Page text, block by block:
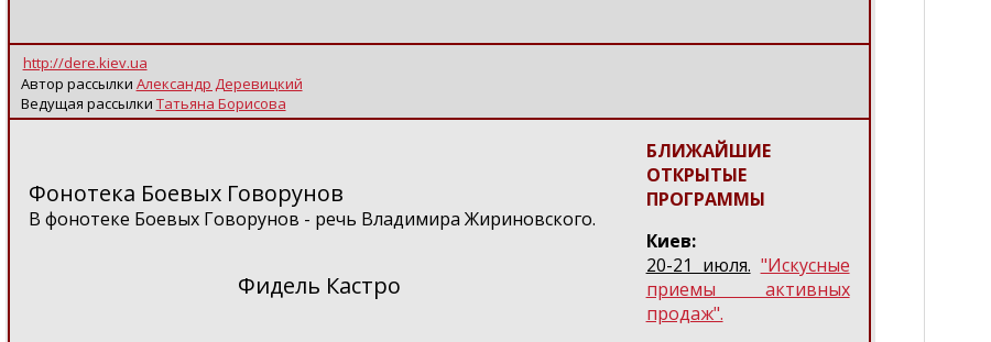
http://dere.kiev.ua
Автор рассылки Александр Деревицкий
Ведущая рассылки Татьяна Борисова
Фонотека Боевых Говорунов
В фонотеке Боевых Говорунов - речь Владимира Жириновского.
Фидель Кастро
БЛИЖАЙШИЕ
ОТКРЫТЫЕ
ПРОГРАММЫ
Киев:
20-21 июля. "Искусные
приемы активных
продаж".